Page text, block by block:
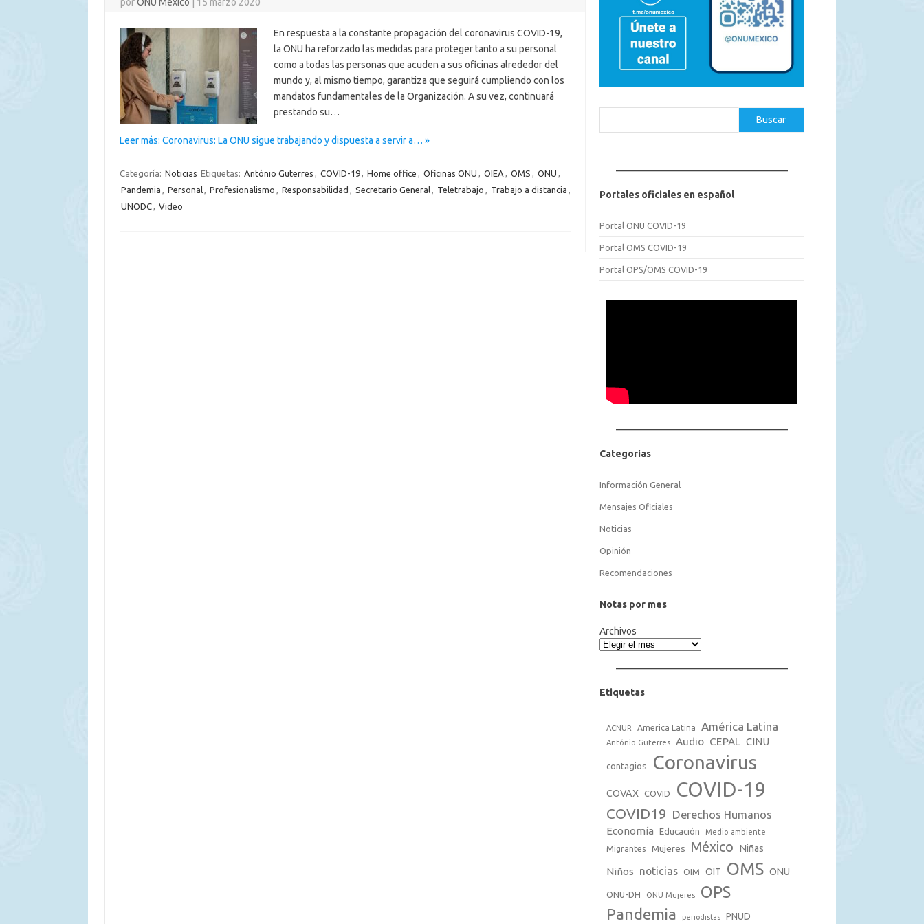
En respuesta a la constante propagación del coronavirus COVID-19,
la ONU ha reforzado las medidas para proteger tanto a su personal
como a todas las personas que acuden a sus oficinas alrededor del
mundo y, al mismo tiempo, garantiza que seguirá cumpliendo con los
mandatos fundamentales de la Organización. A su vez, continuará
prestando su…
Leer más: Coronavirus: La ONU sigue trabajando y dispuesta a servir a… »
Categoría: Noticias Etiquetas: António Guterres , COVID-19, Home office , Oficinas ONU , OIEA , OMS , ONU ,
Pandemia , Personal, Profesionalismo , Responsabilidad , Secretario General, Teletrabajo , Trabajo a distancia ,
UNODC, Video
Buscar
Portales oficiales en español
Portal ONU COVID-19
Portal OMS COVID-19
Portal OPS/OMS COVID-19
Categorias
Información General
Mensajes Oficiales
Noticias
Opinión
Recomendaciones
Notas por mes
Archivos
Etiquetas
ACNUR America Latina América Latina
António Guterres Audio CEPAL CINU
contagios Coronavirus
COVAX COVID COVID-19
COVID19 Derechos Humanos
Economía Educación Medio ambiente
Migrantes Mujeres México Niñas
Niños noticias OIM OIT OMS ONU
ONU-DH ONU Mujeres OPS
Pandemia periodistas PNUD